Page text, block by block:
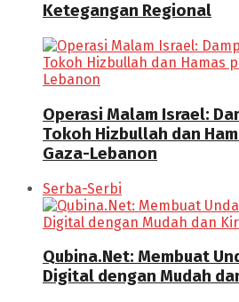
Ketegangan Regional
Operasi Malam Israel:
Tokoh Hizbullah dan
Gaza-Lebanon
Serba-Serbi
Qubina.Net: Membuat
Digital dengan Mudah